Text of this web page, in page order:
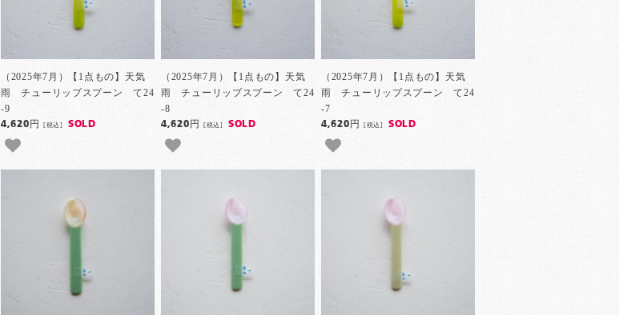
（2025年7月）【1点もの】天気
雨 チューリップスプーン て24
-9
4,620円[税込] SOLD
（2025年7月）【1点もの】天気
雨 チューリップスプーン て24
-8
4,620円[税込] SOLD
（2025年7月）【1点もの】天気
雨 チューリップスプーン て24
-7
4,620円[税込] SOLD